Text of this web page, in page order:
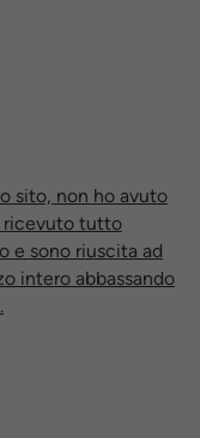
sito, non ho avuto
ricevuto tutto
e sono riuscita ad
intero abbassando